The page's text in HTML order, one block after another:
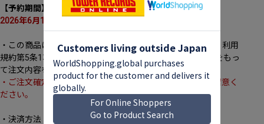
【予約期間】
2026年6月17日(水)23:59まで
・この商品は「発送前注文確定商品」となります。弊社は、利用
規約第5条1項の規定に基づき、「ご注文受付確認メール」をもっ
て注文内容を承諾し、決済を実施致します。
・ご注文確定後のキャンセルは承っておりませんので、ご留意く
ださい。
・決済方法：クレジットカード(ご本人名義のもの)のみ